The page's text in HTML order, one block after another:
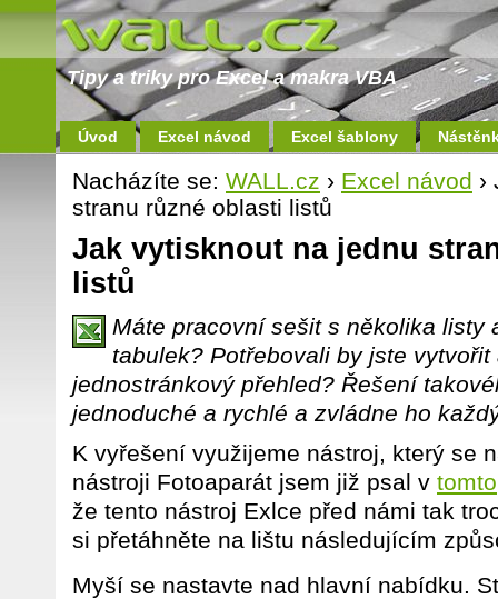
Tipy a triky pro Excel a makra VBA
Úvod Excel návod Excel šablony
Nacházíte se: WALL.cz › Excel návod ›
stranu různé oblasti listů
Jak vytisknout na jednu
listů
Máte pracovní sešit s několika listy
tabulek? Potřebovali by jste
jednostránkový přehled? Řešení
jednoduché a rychlé a zvládne ho
K vyřešení využijeme nástroj, který se
nástroji Fotoaparát jsem již psal v tomto
že tento nástroj Exlce před námi tak
si přetáhněte na lištu následujícím
Myší se nastavte nad hlavní nabídku.